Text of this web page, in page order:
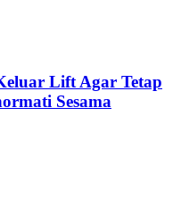
Lift Agar Tetap
Sesama